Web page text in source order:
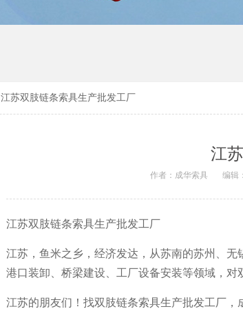
江苏双肢链条索具生产批发工厂
江
作者：成华索具 编辑
江苏双肢链条索具生产批发工厂
江苏，鱼米之乡，经济发达，从苏南的苏州、
港口装卸、桥梁建设、工厂设备安装等领域，对
江苏的朋友们！找双肢链条索具生产批发工厂